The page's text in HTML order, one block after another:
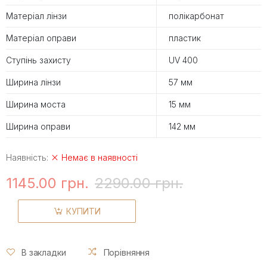
Матеріал лінзи полікарбонат
Матеріал оправи пластик
Ступінь захисту UV 400
Ширина лінзи 57 мм
Ширина моста 15 мм
Ширина оправи 142 мм
Наявність: Немає в наявності
1145.00 грн. 2290.00 грн.
КУПИТИ
В закладки Порівняння